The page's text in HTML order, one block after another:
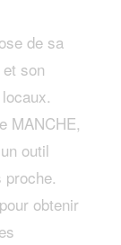
de sa
son
MANCHE,
outil
obtenir